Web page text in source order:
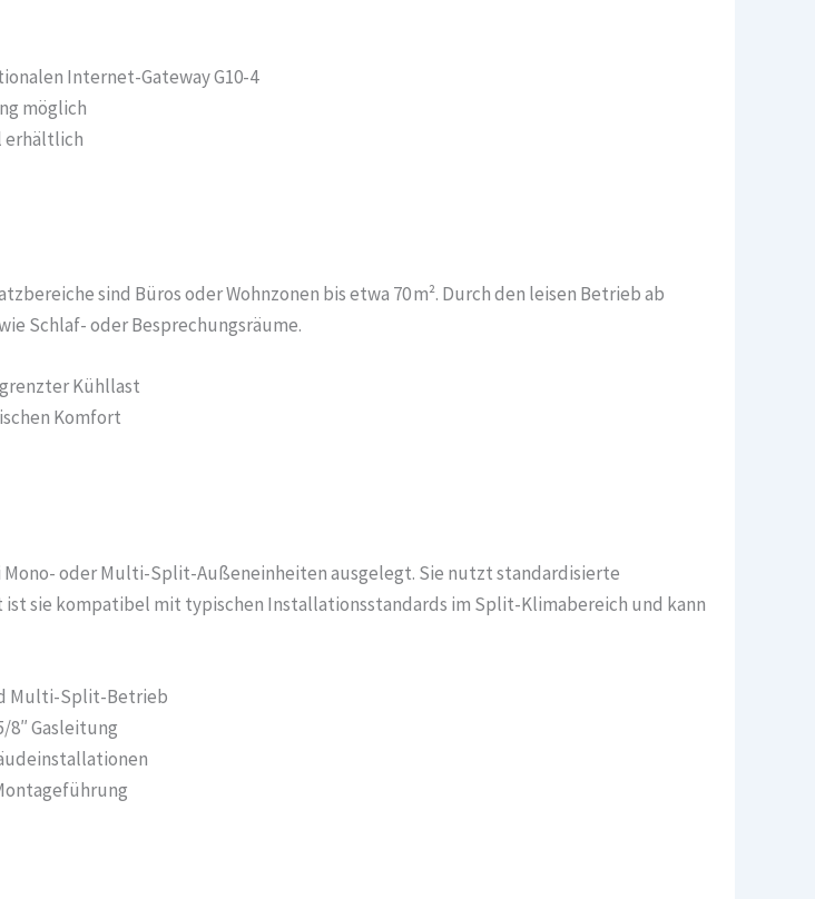
Internet-Gateway G10-4
möglich
erhältlich
sind Büros oder Wohnzonen bis etwa 70 m². Durch den leisen Betrieb ab
Schlaf- oder Besprechungsräume.
Kühllast
Komfort
oder Multi-Split-Außeneinheiten ausgelegt. Sie nutzt standardisierte
sie kompatibel mit typischen Installationsstandards im Split-Klimabereich und kann
Multi-Split-Betrieb
8″ Gasleitung